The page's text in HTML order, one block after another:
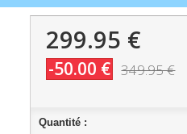
299.95 €
-50.00 € 349.95 €
Quantité :